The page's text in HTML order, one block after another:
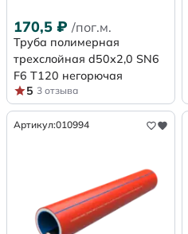
170,5 ₽ /пог.м.
Труба полимерная
трехслойная d50х2,0 SN6
F6 Т120 негорючая
5 3 отзыва
Артикул:010994